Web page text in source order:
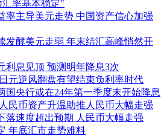
汇率基本稳定"
率主导美元走势 中国资产信心加强
发酵美元走弱 年末结汇高峰悄然开
利息见顶 预测明年降息3次
元逆风翻盘有望结束负利率时代
国央行或在24年第一季度末开始降息
民币资产升温助推人民币大幅走强
落速度超出预期 人民币大幅走强
年底汇市走势难料